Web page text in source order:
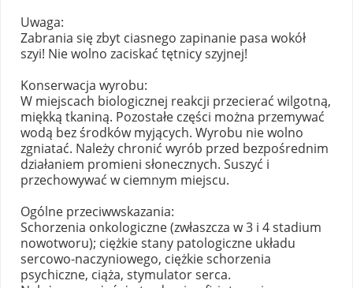
Uwaga:
Zabrania się zbyt ciasnego zapinanie pasa wokół
szyi! Nie wolno zaciskać tętnicy szyjnej!
Konserwacja wyrobu:
W miejscach biologicznej reakcji przecierać wilgotną,
miękką tkaniną. Pozostałe części można przemywać
wodą bez środków myjących. Wyrobu nie wolno
zgniatać. Należy chronić wyrób przed bezpośrednim
działaniem promieni słonecznych. Suszyć i
przechowywać w ciemnym miejscu.
Ogólne przeciwwskazania:
Schorzenia onkologiczne (zwłaszcza w 3 i 4 stadium
nowotworu); ciężkie stany patologiczne układu
sercowo-naczyniowego, ciężkie schorzenia
psychiczne, ciąża, stymulator serca.